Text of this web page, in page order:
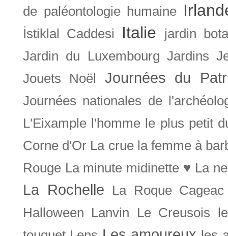
de paléontologie humaine
İstiklal Caddesi Italie
jardin
Jardin du Luxembourg Jardins
Jouets Noël
Journées du
Journées nationales de
L'Eixample l'homme le plus petit
Corne d'Or La crue la femme à
Rouge La minute midinette ♥ La
La Rochelle
La Roque Cageac
Halloween
Lanvin Le Creusois